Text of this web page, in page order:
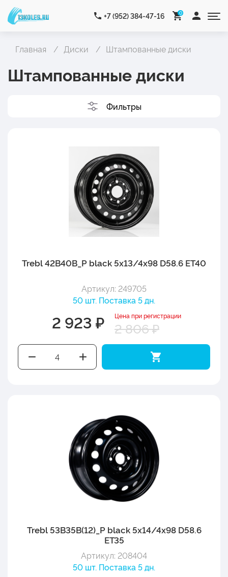
+7 (952) 384-47-16 0
Главная Диски Штампованные диски
Штампованные диски
Фильтры
Trebl 42B40B_P black 5x13/4x98 D58.6 ET40
Артикул: 249705
50 шт. Поставка 5 дн.
2 923 ₽ Цена при регистрации
2 806 ₽
Trebl 53B35B(12)_P black 5x14/4x98 D58.6
ET35
Артикул: 208404
50 шт. Поставка 5 дн.